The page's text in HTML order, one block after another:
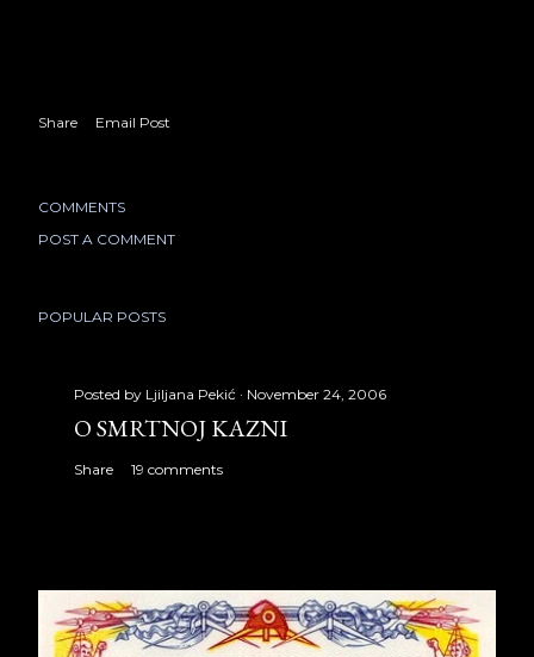
Share Email Post
COMMENTS
POST A COMMENT
POPULAR POSTS
Posted by Ljiljana Pekić November 24, 2006
O SMRTNOJ KAZNI
Share 19 comments